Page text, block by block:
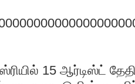
15 ஆர்டிஸ்ட்